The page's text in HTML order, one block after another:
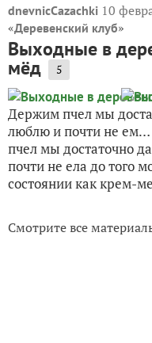
dnevnicCazachki 10
«Деревенский клуб»
Выходные в
мёд 5
Держим пчел мы
люблю и почти не
пчел мы достаточно
почти не ела до того
состоянии как крем-
Смотрите все